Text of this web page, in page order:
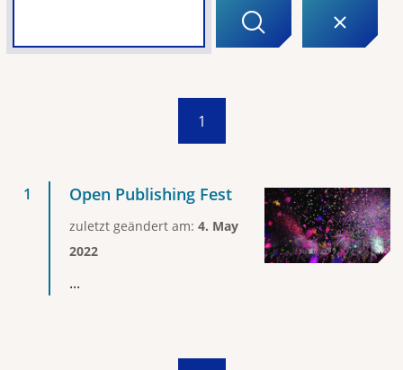
1
Open Publishing Fest
zuletzt geändert am: 4. May
2022
...